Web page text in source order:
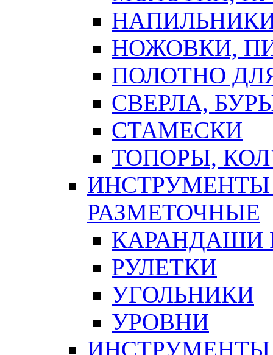
НОЖОВКИ,
ПОЛОТНО
СВЕРЛА,
СТАМЕСКИ
ТОПОРЫ,
ИНСТРУМЕНТЫ
РАЗМЕТОЧНЫЕ
КАРАНДАШИ
РУЛЕТКИ
УГОЛЬНИКИ
УРОВНИ